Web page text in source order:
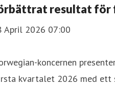
resultat för
April 2026 07:00
koncernen
kvartalet 2026 med ett